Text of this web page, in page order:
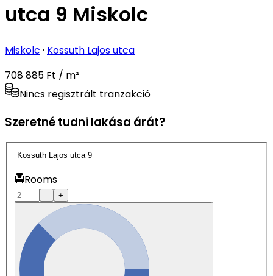
utca 9 Miskolc
Miskolc · Kossuth Lajos utca
708 885 Ft / m²
Nincs regisztrált tranzakció
Szeretné tudni lakása árát?
Rooms
– +